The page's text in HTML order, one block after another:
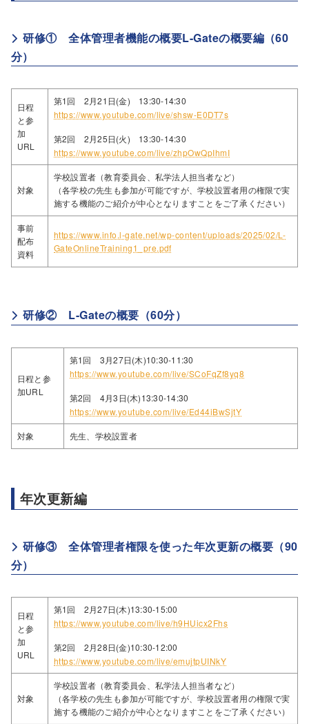
研修① 全体管理者機能の概要L-Gateの概要編（60
分）
日程
と参
加
URL
第1回 2月21日(金) 13:30-14:30
https://www.youtube.com/live/shsw-E0DT7s
第2回 2月25日(火) 13:30-14:30
https://www.youtube.com/live/zhpOwQpIhmI
対象
学校設置者（教育委員会、私学法人担当者など）
（各学校の先生も参加が可能ですが、学校設置者用の権限で実
施する機能のご紹介が中心となりますことをご了承ください）
事前
配布
資料
https://www.info.l-gate.net/wp-content/uploads/2025/02/L-
GateOnlineTraining1_pre.pdf
研修② L-Gateの概要（60分）
日程と参
加URL
第1回 3月27日(木)10:30-11:30
https://www.youtube.com/live/SCoFqZf8yq8
第2回 4月3日(木)13:30-14:30
https://www.youtube.com/live/Ed44iBwSjtY
対象 先生、学校設置者
年次更新編
研修③ 全体管理者権限を使った年次更新の概要（90
分）
日程
と参
加
URL
第1回 2月27日(木)13:30-15:00
https://www.youtube.com/live/h9HUicx2Fhs
第2回 2月28日(金)10:30-12:00
https://www.youtube.com/live/emujtpUINkY
対象
学校設置者（教育委員会、私学法人担当者など）
（各学校の先生も参加が可能ですが、学校設置者用の権限で実
施する機能のご紹介が中心となりますことをご了承ください）